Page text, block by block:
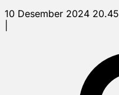
10 Desember 2024 20.45